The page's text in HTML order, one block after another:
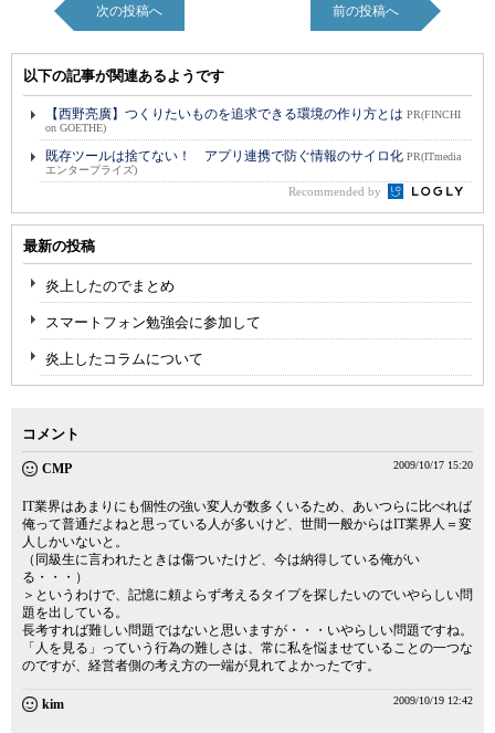
次の投稿へ 前の投稿へ
以下の記事が関連あるようです
【西野亮廣】つくりたいものを追求できる環境の作り方とは PR(FINCHI
on GOETHE)
既存ツールは捨てない！ アプリ連携で防ぐ情報のサイロ化 PR(ITmedia
エンタープライズ)
Recommended by
最新の投稿
炎上したのでまとめ
スマートフォン勉強会に参加して
炎上したコラムについて
コメント
CMP 2009/10/17 15:20
IT業界はあまりにも個性の強い変人が数多くいるため、あいつらに比べれば
俺って普通だよねと思っている人が多いけど、世間一般からはIT業界人＝変
人しかいないと。
（同級生に言われたときは傷ついたけど、今は納得している俺がい
る・・・）
＞というわけで、記憶に頼よらず考えるタイプを探したいのでいやらしい問
題を出している。
長考すれば難しい問題ではないと思いますが・・・いやらしい問題ですね。
「人を見る」っていう行為の難しさは、常に私を悩ませていることの一つな
のですが、経営者側の考え方の一端が見れてよかったです。
kim 2009/10/19 12:42